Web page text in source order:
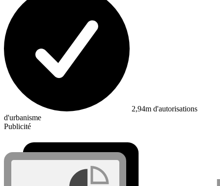
2,94m d'autorisations
d'urbanisme
Publicité